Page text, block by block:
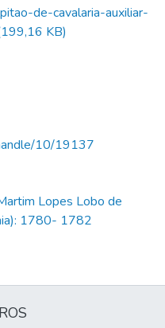
de-cavalaria-auxiliar-
KB)
10/19137
Lopes Lobo de
1780- 1782